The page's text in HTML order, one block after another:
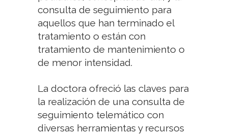
consulta de seguimiento para
aquellos que han terminado el
tratamiento o están con
tratamiento de mantenimiento o
de menor intensidad.
La doctora ofreció las claves para
la realización de una consulta de
seguimiento telemático con
diversas herramientas y recursos